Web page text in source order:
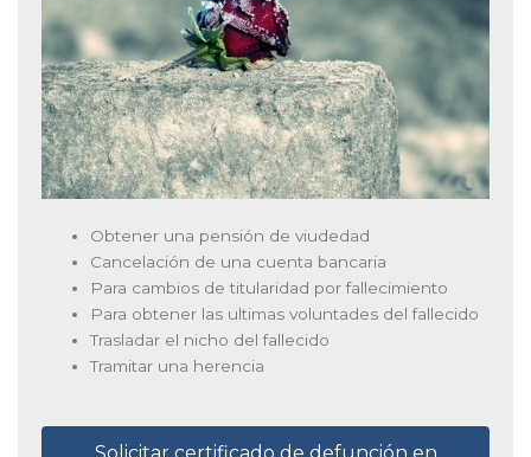
Obtener una pensión de viudedad
Cancelación de una cuenta bancaria
Para cambios de titularidad por fallecimiento
Para obtener las ultimas voluntades del fallecido
Trasladar el nicho del fallecido
Tramitar una herencia